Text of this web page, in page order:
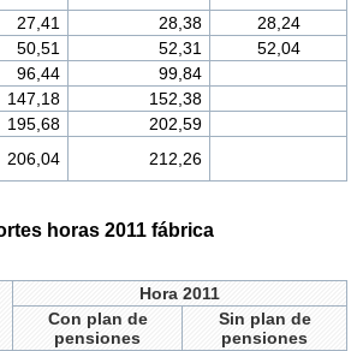
27,41 28,38
28,24
50,51 52,31
52,04
96,44
99,84
147,18
152,38
195,68
202,59
206,04 212,26
horas 2011 fábrica
Hora 2011
Con plan de
pensiones
Sin plan de
pensiones